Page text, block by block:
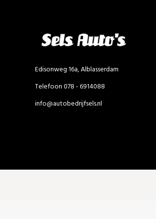
Edisonweg 16a, Alblasserdam
Telefoon 078 - 6914088
info@autobedrijfsels.nl